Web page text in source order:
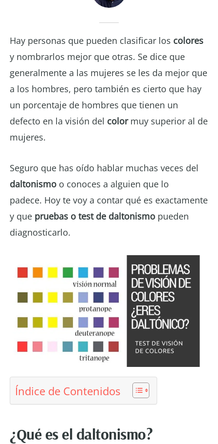
Hay personas que pueden clasificar los colores
y nombrarlos mejor que otras. Se dice que
generalmente a las mujeres se les da mejor que
a los hombres, pero también es cierto que hay
un porcentaje de hombres que tienen un
defecto en la visión del colormuy superior al de
mujeres.
Seguro que has oído hablar muchas veces del
daltonismo o conoces a alguien que lo
padece. Hoy te voy a contar qué es exactamente
y que pruebas o test de daltonismo pueden
diagnosticarlo.
Índice de Contenidos
¿Qué es el daltonismo?